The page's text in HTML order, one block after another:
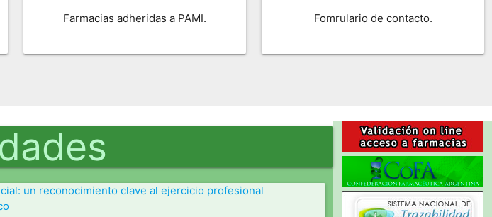
Farmacias adheridas a PAMI. Fomrulario de contacto.